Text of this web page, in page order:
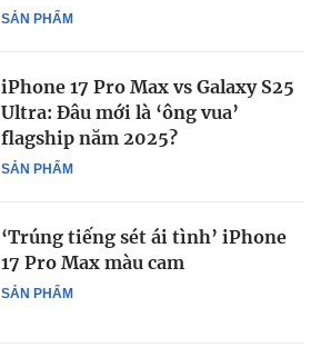
SẢN PHẨM
SẢN PHẨM
iPhone 17 Pro Max vs Galaxy S25
Ultra: Đâu mới là ‘ông vua’
flagship năm 2025?
SẢN PHẨM
‘Trúng tiếng sét ái tình’ iPhone
17 Pro Max màu cam